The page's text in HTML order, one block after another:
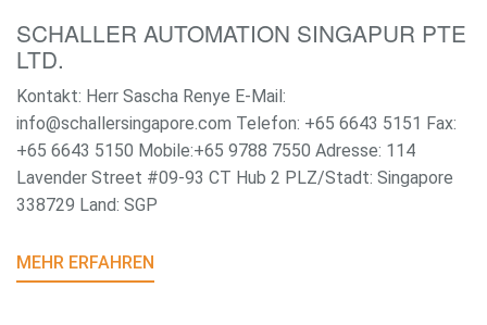
SCHALLER AUTOMATION SINGAPUR PTE
LTD.
Kontakt: Herr Sascha Renye E-Mail:
info@schallersingapore.com Telefon: +65 6643 5151 Fax:
+65 6643 5150 Mobile:+65 9788 7550 Adresse: 114
Lavender Street #09-93 CT Hub 2 PLZ/Stadt: Singapore
338729 Land: SGP
MEHR ERFAHREN